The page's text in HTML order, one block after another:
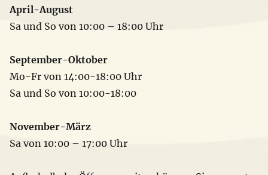
April-August
Sa und So von 10:00 – 18:00 Uhr
September-Oktober
Mo-Fr von 14:00-18:00 Uhr
Sa und So von 10:00-18:00
November-März
Sa von 10:00 – 17:00 Uhr